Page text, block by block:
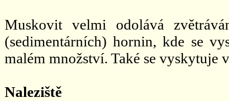
Muskovit velmi odolává
(sedimentárních) hornin, kde se
malém množství. Také se vyskytuje
Naleziště